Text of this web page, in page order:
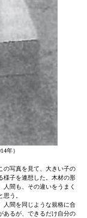
年）
の写真を見て、大きい子の
様子を連想した。木材の形
間も、その違いをうまく
う。
人間を同じような規格に合
あるが、できるだけ自分の